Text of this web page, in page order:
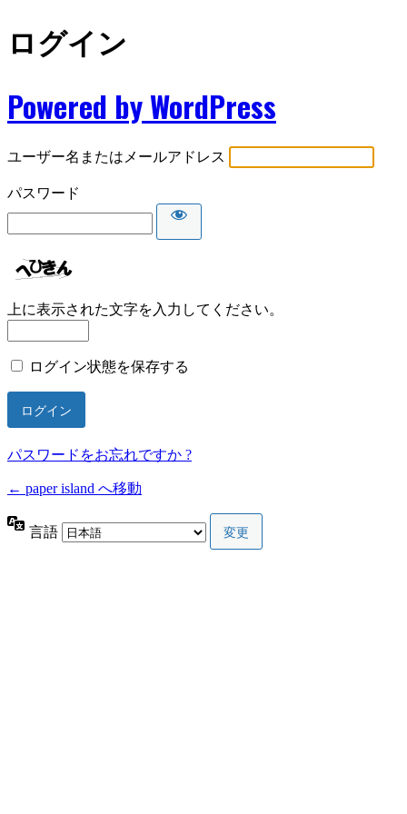
ログイン
Powered by WordPress
ユーザー名またはメールアドレス
パスワード
上に表示された文字を入力してください。
ログイン状態を保存する
パスワードをお忘れですか ?
← paper island へ移動
言語